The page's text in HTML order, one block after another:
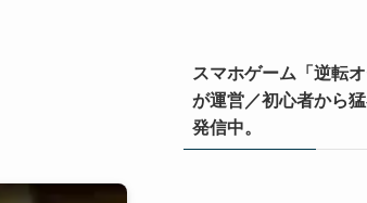
スマホゲーム「逆転
が運営／初心者から
発信中。